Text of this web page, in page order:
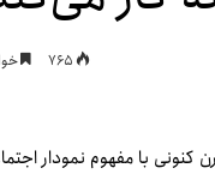
با مفهوم نمودار